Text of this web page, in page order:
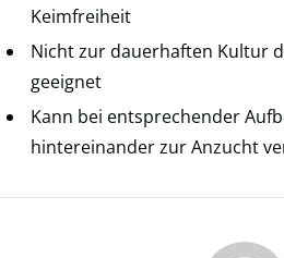
Keimfreiheit
Nicht zur dauerhaften Kultur
geeignet
Kann bei entsprechender
hintereinander zur Anzucht